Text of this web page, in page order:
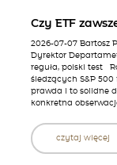
Czy ETF
2026-07-07 Bartosz
Dyrektor
reguła, polski test
śledzących S&P
prawda i to solidne
konkretna
czytaj więcej